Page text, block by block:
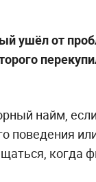
ушёл от
найм,
поведения
когда